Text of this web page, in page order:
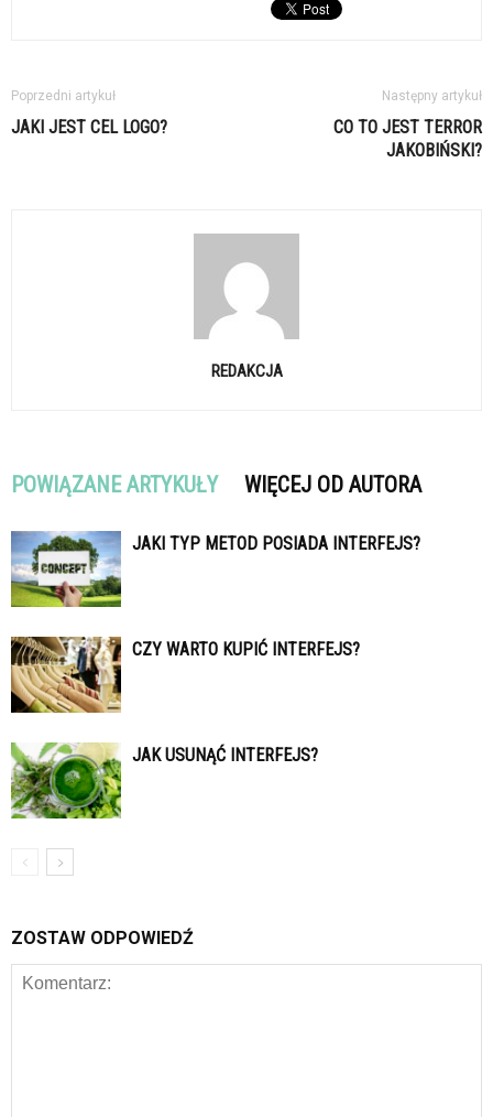
Poprzedni artykuł
JAKI JEST CEL LOGO?
Następny artykuł
CO TO JEST TERROR
JAKOBIŃSKI?
REDAKCJA
POWIĄZANE ARTYKUŁY WIĘCEJ OD AUTORA
JAKI TYP METOD POSIADA INTERFEJS?
CZY WARTO KUPIĆ INTERFEJS?
JAK USUNĄĆ INTERFEJS?
ZOSTAW ODPOWIEDŹ